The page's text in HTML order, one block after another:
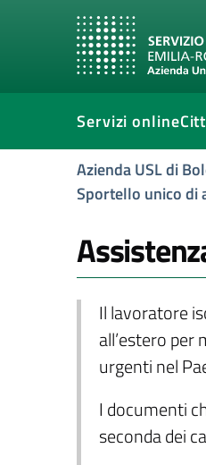
Servizi online
Azienda USL di
Sportello unico di
Il lavoratore
all’estero
urgenti nel
I documenti
seconda dei